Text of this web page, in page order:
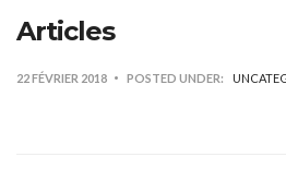
Articles
22 FÉVRIER 2018 POSTED UNDER: